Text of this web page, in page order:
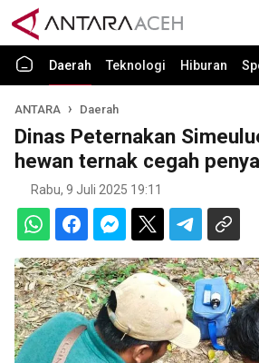
Daerah Teknologi Hiburan
ANTARA Daerah
Dinas Peternakan
hewan ternak cegah
Rabu, 9 Juli 2025 19:11